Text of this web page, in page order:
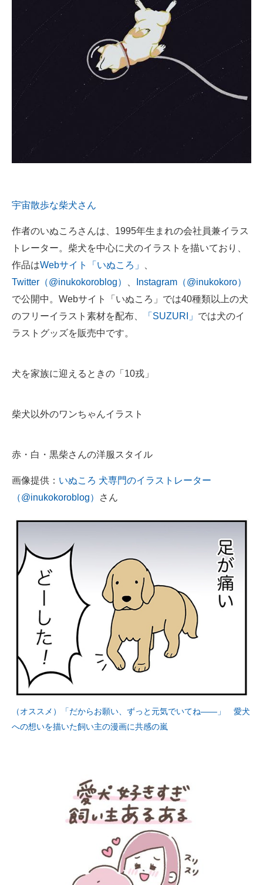
宇宙散歩な柴犬さん
作者のいぬころさんは、1995年生まれの会社員兼イラス
トレーター。柴犬を中心に犬のイラストを描いており、
作品はWebサイト「いぬころ」
Twitter（@inukokoroblog）
Instagram（@inukokoro）
で公開中。Webサイト「いぬころ」では40種類以上の犬
のフリーイラスト素材を配布、
「SUZURI」 では犬のイ
ラストグッズを販売中です。
犬を家族に迎えるときの「10戎」
柴犬以外のワンちゃんイラスト
赤・白・黒柴さんの洋服スタイル
画像提供： いぬころ 犬専門のイラストレーター
（@inukokoroblog）
さん
（オススメ）「だからお願い、ずっと元気でいてね――」 愛犬
への想いを描いた飼い主の漫画に共感の嵐